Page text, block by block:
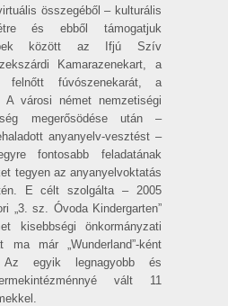
összegéből – kulturális
és ebből támogatjuk
között az Ifjú Szív
Kamarazenekart, a
fúvószenekarát, a
A városi német nemzetiségi
megerősödése után –
anyanyelv-vesztést –
fontosabb feladatának
tegyen az anyanyelvoktatás
E célt szolgálta – 2005
„3. sz. Óvoda Kindergarten”
kisebbségi önkormányzati
már „Wunderland”-ként
egyik legnagyobb és
vált 11